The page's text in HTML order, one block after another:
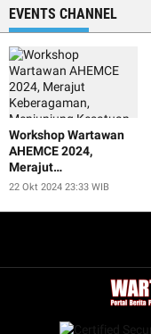
EVENTS CHANNEL
Workshop Wartawan
AHEMCE 2024,
Merajut
Keberagaman,
dan Menjaga
22 Okt 2024 23:33 WIB